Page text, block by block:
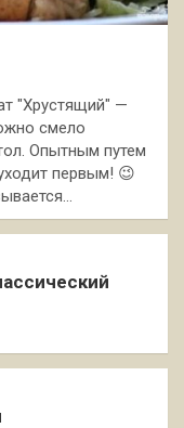
"Хрустящий" —
смело
Опытным путем
первым! 😉